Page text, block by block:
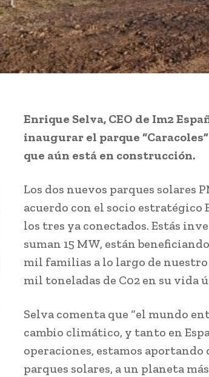
Enrique Selva, CEO de Im2
inaugurar el parque
que aún está en construcción.
Los dos nuevos parques solares
acuerdo con el socio estratégico
los tres ya conectados. Estás
suman 15 MW, están
mil familias a lo largo de
mil toneladas de C02 en su vida
Selva comenta que “el mundo
cambio climático, y tanto en
operaciones, estamos aportando
parques solares, a un planeta